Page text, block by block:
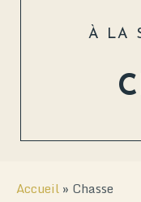
À LA
Accueil » Chasse